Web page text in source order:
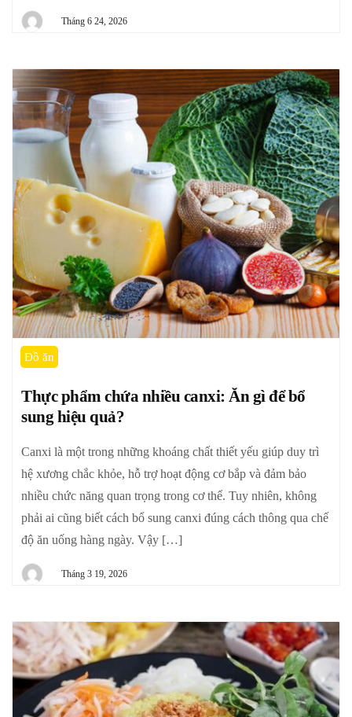
Tháng 6 24, 2026
Đồ ăn
Thực phẩm chứa nhiều canxi: Ăn gì để bổ
sung hiệu quả?
Canxi là một trong những khoáng chất thiết yếu giúp duy trì
hệ xương chắc khỏe, hỗ trợ hoạt động cơ bắp và đảm bảo
nhiều chức năng quan trọng trong cơ thể. Tuy nhiên, không
phải ai cũng biết cách bổ sung canxi đúng cách thông qua chế
độ ăn uống hàng ngày. Vậy […]
Tháng 3 19, 2026